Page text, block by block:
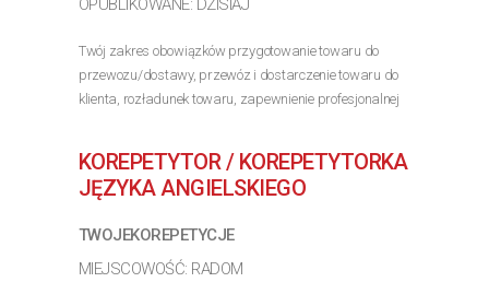
OPUBLIKOWANE: DZISIAJ
Twój zakres obowiązków przygotowanie towaru do
przewozu/dostawy, przewóz i dostarczenie towaru do
klienta, rozładunek towaru, zapewnienie profesjonalnej
>> Poznaj szczegóły oferty
KOREPETYTOR / KOREPETYTORKA
JĘZYKA ANGIELSKIEGO
TWOJEKOREPETYCJE
MIEJSCOWOŚĆ: RADOM